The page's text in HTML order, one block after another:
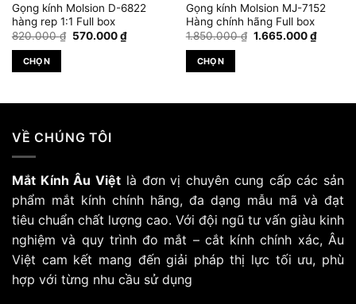
Gọng kính Molsion D-6822
hàng rep 1:1 Full box
820.000₫ Giá
570.000₫Giá
hiện
CHỌN
có
nhiều
thể.
Các
tùy
chọn
có
thể
được
Gọng kính Molsion MJ-7152
Hàng chính hãng Full box
1.850.000₫ Giá
1.665.000₫Giá
hiện
CHỌN
thể.
Các
tùy
chọn
có
thể
được
₫.
VỀ CHÚNG TÔI
Mắt Kính Âu Việt là đơn vị chuyên cung cấp các sản
phẩm mắt kính chính hãng, đa dạng mẫu mã và đạt
tiêu chuẩn chất lượng cao. Với đội ngũ tư vấn giàu kinh
nghiệm và quy trình đo mắt – cắt kính chính xác, Âu
Việt cam kết mang đến giải pháp thị lực tối ưu, phù
hợp với từng nhu cầu sử dụng